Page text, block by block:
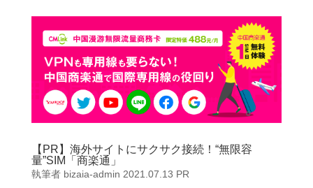
【PR】海外サイトにサクサク接続！“無限容
量”SIM「商楽通」
執筆者 bizaia-admin 2021.07.13 PR